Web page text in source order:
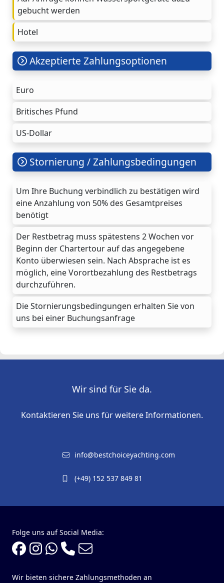
gebucht werden
Hotel
Akzeptierte Zahlungsoptionen
Euro
Britisches Pfund
US-Dollar
Stornierung / Zahlungsbedingungen
Um Ihre Buchung verbindlich zu bestätigen wird
eine Anzahlung von 50% des Gesamtpreises
benötigt
Der Restbetrag muss spätestens 2 Wochen vor
Beginn der Chartertour auf das angegebene
Konto überwiesen sein. Nach Absprache ist es
möglich, eine Vorortbezahlung des Restbetrags
durchzuführen.
Die Stornierungsbedingungen erhalten Sie von
uns bei einer Buchungsanfrage
Wir sind für Sie da.
Kontaktieren Sie uns für weitere Informationen.
info@bestchoiceyachting.com
(+49) 152 537 849 81
Folge uns auf Social Media:
Wir bieten sichere Zahlungsmethoden an